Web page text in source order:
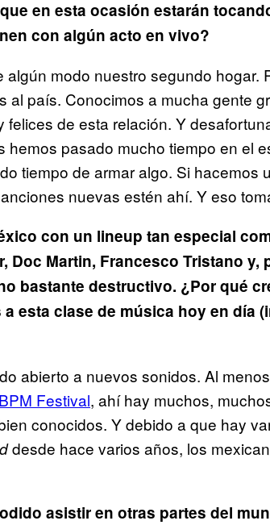
en esta ocasión estarán
con algún acto en vivo?
algún modo nuestro segundo hogar.
al país. Conocimos a mucha gente
de esta relación. Y
hemos pasado mucho tiempo en el
tiempo de armar algo. Si hacemos
nuevas estén ahí. Y eso
con un lineup tan especial
Doc Martin, Francesco Tristano y,
bastante destructivo. ¿Por qué
esta clase de música hoy en día
abierto a nuevos sonidos. Al
BPM Festival, ahí hay muchos,
conocidos. Y debido a que hay
desde hace varios años, los
asistir en otras partes del